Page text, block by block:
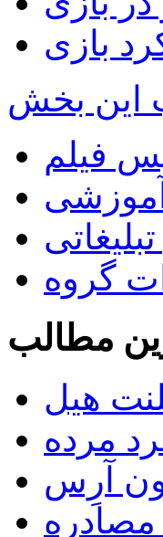
فیلم
گروه
مطالب
هیل
مرده